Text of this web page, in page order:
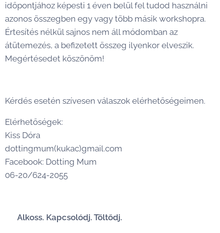
időpontjához képesti 1 éven belül fel tudod használni
azonos összegben egy vagy több másik workshopra.
Értesítés nélkül sajnos nem áll módomban az
átütemezés, a befizetett összeg ilyenkor elveszik.
Megértésedet köszönöm!
Kérdés esetén szívesen válaszok elérhetőségeimen.
Elérhetőségek:
Kiss Dóra
dottingmum(kukac)gmail.com
Facebook: Dotting Mum
06-20/624-2055
Alkoss. Kapcsolódj. Töltődj.